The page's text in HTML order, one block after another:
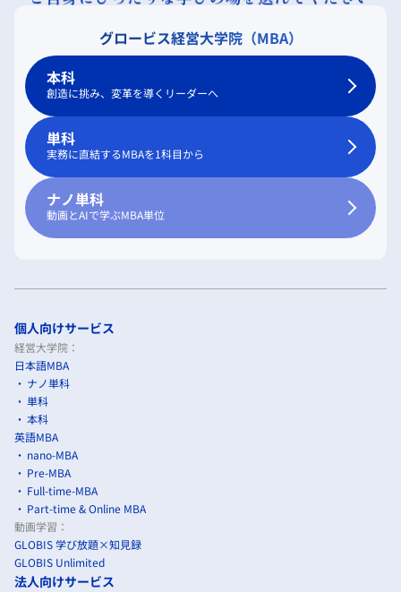
グロービス経営大学院（MBA）
本科
創造に挑み、変革を導くリーダーへ
単科
実務に直結するMBAを1科目から
ナノ単科
動画とAIで学ぶMBA単位
個人向けサービス
経営大学院：
日本語MBA
ナノ単科
単科
本科
英語MBA
nano-MBA
Pre-MBA
Full-time-MBA
Part-time & Online MBA
動画学習：
GLOBIS 学び放題×知見録
GLOBIS Unlimited
法人向けサービス